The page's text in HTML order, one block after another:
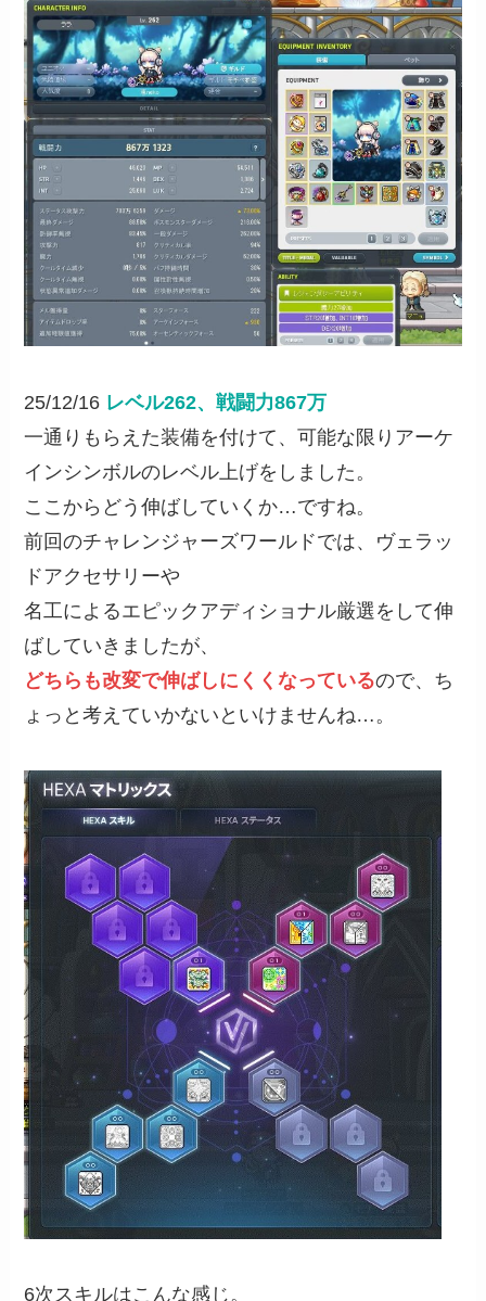
25/12/16 レベル262、戦闘力867万
一通りもらえた装備を付けて、可能な限りアーケ
インシンボルのレベル上げをしました。
ここからどう伸ばしていくか…ですね。
前回のチャレンジャーズワールドでは、ヴェラッ
ドアクセサリーや
名工によるエピックアディショナル厳選をして伸
ばしていきましたが、
どちらも改変で伸ばしにくくなっているので、ち
ょっと考えていかないといけませんね…。
6次スキルはこんな感じ。